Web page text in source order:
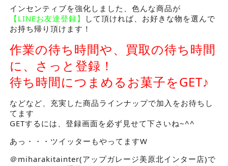
インセンティブを強化しました、色んな商品が
【LINEお友達登録】
して頂ければ、お好きな物を選んで
お持ち帰り頂けます！
作業の待ち時間や、買取の待ち時間
に、さっと登録！
待ち時間につまめるお菓子をGET♪
などなど、充実した商品ラインナップで加入をお待ちし
てます
GETするには、登録画面を必ず見せて下さいね~^^
あっ・・・ツイッターもやってますW
＠miharakitainter(アップガレージ美原北インター店)で